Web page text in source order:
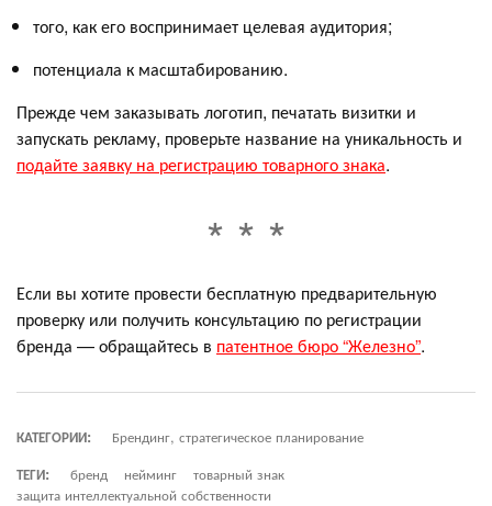
того, как его воспринимает целевая аудитория;
потенциала к масштабированию.
Прежде чем заказывать логотип, печатать визитки и
запускать рекламу, проверьте название на уникальность и
подайте заявку на регистрацию товарного знака.
Если вы хотите провести бесплатную предварительную
проверку или получить консультацию по регистрации
бренда — обращайтесь в патентное бюро “Железно”.
КАТЕГОРИИ:
Брендинг, стратегическое планирование
ТЕГИ:
бренд нейминг
товарный знак
защита интеллектуальной собственности